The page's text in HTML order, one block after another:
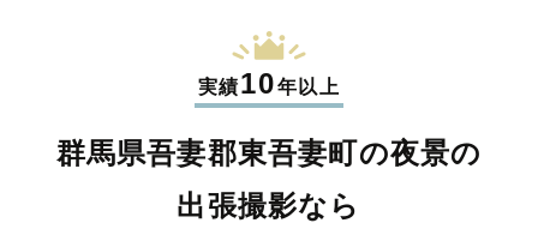
実績10年以上
群馬県吾妻郡東吾妻町の夜景の
出張撮影なら